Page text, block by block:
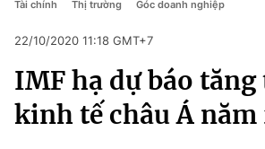
Chuyên mục
Chính trị
Pháp luật
Kinh tế
Thể thao
Truyền hình
Tài chính Thị trường Góc doanh nghiệp
22/10/2020 11:18 GMT+7
IMF hạ dự báo
kinh tế châu Á năm